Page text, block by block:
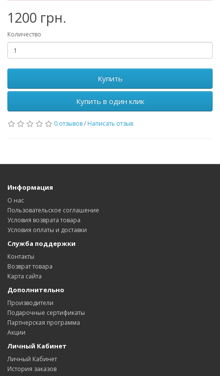
1200 грн.
Количество
Купить
Купить в один клик
0 отзывов/ Написать отзыв
Информация
О нас
Пользовательское соглашение
Условия возврата товара
Условия оплаты и доставки
Служба поддержки
Контакты
Возврат товара
Карта сайта
Дополнительно
Производители
Подарочные сертификаты
Партнерская программа
Акции
Личный Кабинет
Личный Кабинет
История заказов